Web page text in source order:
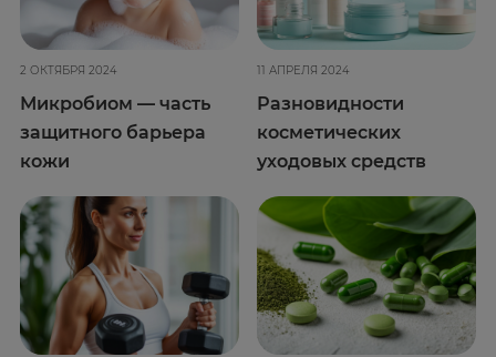
2 ОКТЯБРЯ 2024
Микробиом — часть
защитного барьера
кожи
11 АПРЕЛЯ 2024
Разновидности
косметических
уходовых средств